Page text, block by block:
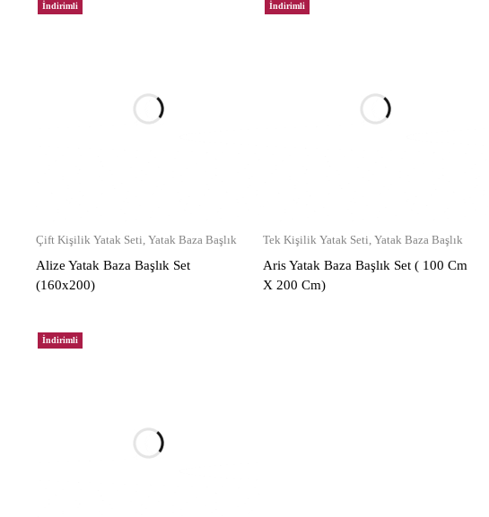
İndirimli
Çift Kişilik Yatak Seti, Yatak Baza Başlık
Alize Yatak Baza Başlık Set
(160x200)
İndirimli
Tek Kişilik Yatak Seti,Yatak Baza Başlık
Aris Yatak Baza Başlık Set ( 100 Cm
X 200 Cm)
İndirimli